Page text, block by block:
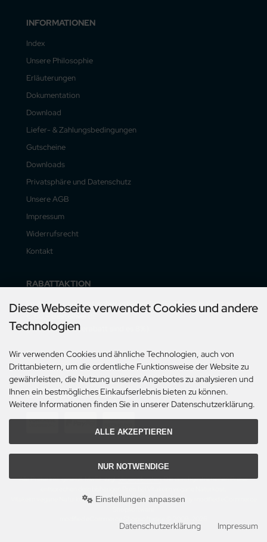
INFORMATIONEN
Index
Unsere Philosophie
Erläuterungen
Dokumentation
Download
Liefer- & Zahlungsbedingungen
Gutscheine
Downloads
Privatsphäre und Datenschutz
Unsere AGB
Impressum
Widerrufsrecht
Kontakt
RABATTAKTION
Im August und September erhalten Sie 5% Mengenrabatt ab
€ 60,- Bestellwert!!!
(mit Vorauskasserabatt sind es 8%).
Der Rabatt gilt nur für Lieferungen innerhalb Deutschlands.
ZAHLUNGSMETHODEN
Alle Preise inkl. gesetzl. MwSt. zzgl.Versandkosten. Die durchgestrichenen Preise
Vitakeim vegane Naturkost © 2026 | Template © 2009-2026 by modified eCommerce
Diese Webseite verwendet Cookies und andere
Technologien
Wir verwenden Cookies und ähnliche Technologien, auch von
Drittanbietern, um die ordentliche Funktionsweise der Website zu
gewährleisten, die Nutzung unseres Angebotes zu analysieren und
Ihnen ein bestmögliches Einkaufserlebnis bieten zu können.
Weitere Informationen finden Sie in unserer Datenschutzerklärung.
ALLE AKZEPTIEREN
NUR NOTWENDIGE
Einstellungen anpassen
Datenschutzerklärung Impressum